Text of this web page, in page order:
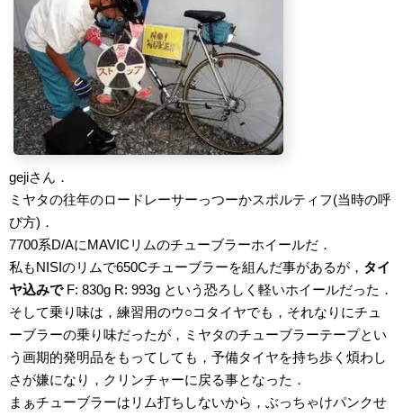
gejiさん．
ミヤタの往年のロードレーサーっつーかスポルティフ(当時の呼
び方)．
7700系D/AにMAVICリムのチューブラーホイールだ．
私もNISIのリムで650Cチューブラーを組んだ事があるが， タイ
ヤ込みでF: 830g R: 993g という恐ろしく軽いホイールだった．
そして乗り味は，練習用のウ○コタイヤでも，それなりにチュ
ーブラーの乗り味だったが，ミヤタのチューブラーテープとい
う画期的発明品をもってしても，予備タイヤを持ち歩く煩わし
さが嫌になり，クリンチャーに戻る事となった．
まぁチューブラーはリム打ちしないから，ぶっちゃけパンクせ